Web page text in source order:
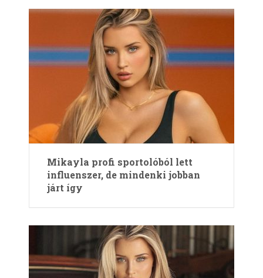
Mikayla profi sportolóból lett
influenszer, de mindenki jobban
járt így